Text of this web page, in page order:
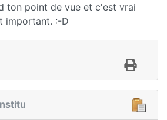
ton point de vue et c'est vrai
important. :-D